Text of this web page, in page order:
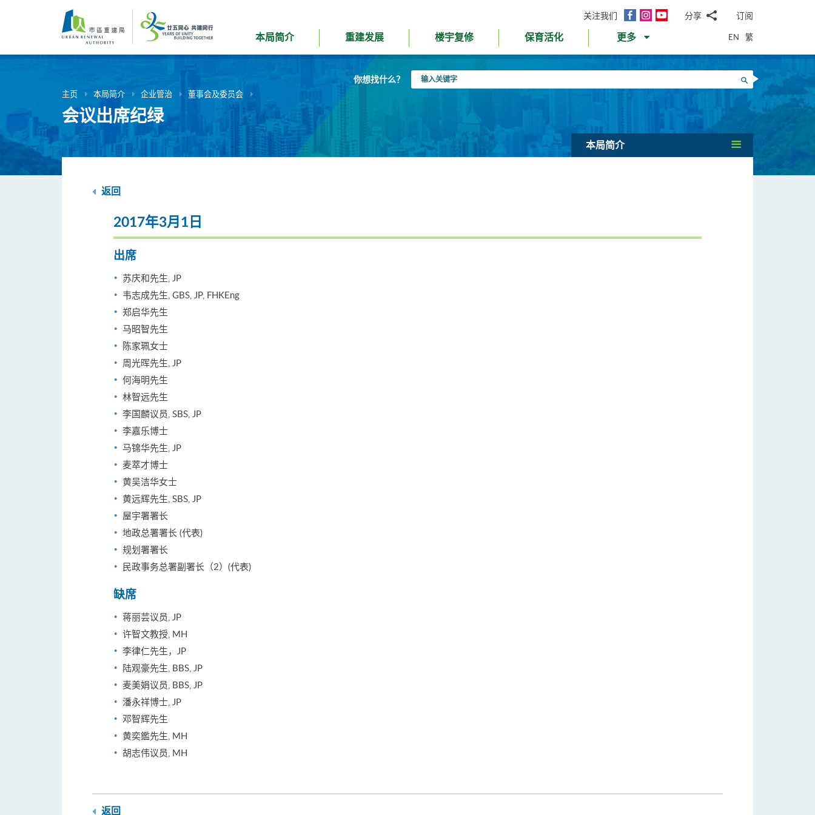
内
关注我们
面
InstagramYouTube分享
邮WhatsApp
微
信
面
书Twitter
LinkedIn
微
订阅
本局简介 重建发展 楼宇复修 保育活化 更多 EN 繁
你想找什么？
入
搜寻
主页 本局简介 企业管治 董事会及委员会
会议出席纪绿
本局简介
返回
2017年3月1日
出席
苏庆和先生, JP
韦志成先生, GBS, JP, FHKEng
郑启华先生
马昭智先生
陈家珮女士
周光晖先生, JP
何海明先生
林智远先生
李国麟议员, SBS, JP
李嘉乐博士
马锦华先生, JP
麦萃才博士
黄吴洁华女士
黄远辉先生, SBS, JP
屋宇署署长
地政总署署长 (代表)
规划署署长
民政事务总署副署长（2）(代表)
缺席
蒋丽芸议员, JP
许智文教授, MH
李律仁先生，JP
陆观豪先生, BBS, JP
麦美娟议员, BBS, JP
潘永祥博士, JP
邓智辉先生
黄奕鑑先生, MH
胡志伟议员, MH
返回